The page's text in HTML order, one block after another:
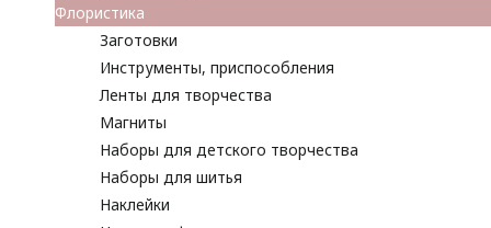
Флористика
Заготовки
Инструменты, приспособления
Ленты для творчества
Магниты
Наборы для детского творчества
Наборы для шитья
Наклейки